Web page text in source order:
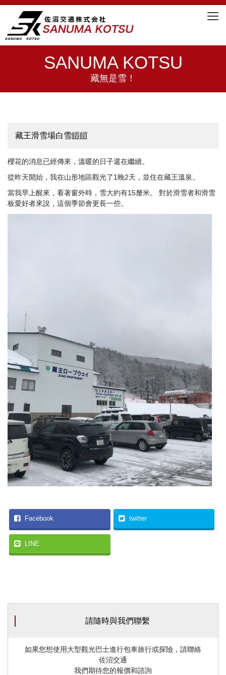
SANUMA KOTSU
藏無是雪！
藏王滑雪場白雪皚皚
櫻花的消息已經傳來，溫暖的日子還在繼續。
從昨天開始，我在山形地區觀光了1晚2天，並住在藏王溫泉。
當我早上醒來，看著窗外時，雪大約有15釐米。 對於滑雪者和滑雪
板愛好者來說，這個季節會更長一些。
Facebook twitter
LINE
請隨時與我們聯繫
如果您想使用大型觀光巴士進行包車旅行或探險，請聯絡
佐沼交通
我們期待您的報價和諮詢